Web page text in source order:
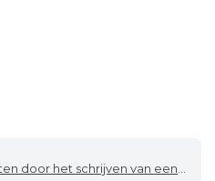
het schrijven van een review